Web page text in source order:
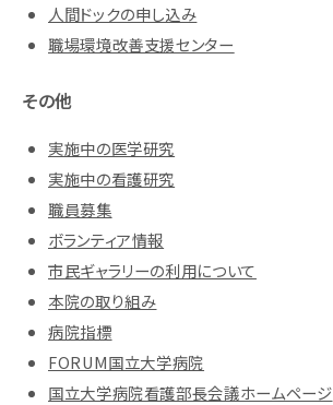
人間ドックの申し込み
職場環境改善支援センター
その他
実施中の医学研究
実施中の看護研究
職員募集
ボランティア情報
市民ギャラリーの利用について
本院の取り組み
病院指標
FORUM国立大学病院
国立大学病院看護部長会議ホームページ